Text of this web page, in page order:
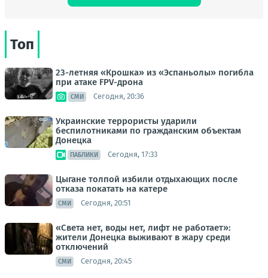
Топ
23-летняя «Крошка» из «Эспаньолы» погибла
при атаке FPV-дрона
СМИ Сегодня, 20:36
Украинские террористы ударили
беспилотниками по гражданским объектам
Донецка
ПАБЛИКИ Сегодня, 17:33
Цыгане толпой избили отдыхающих после
отказа покатать на катере
СМИ Сегодня, 20:51
«Света нет, воды нет, лифт не работает»:
жители Донецка выживают в жару среди
отключений
СМИ Сегодня, 20:45